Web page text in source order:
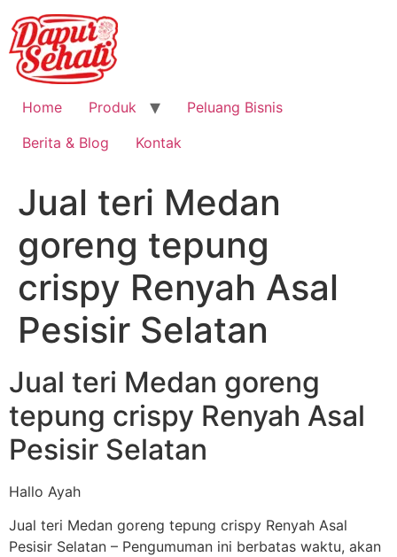
Home Produk
Peluang Bisnis
Berita & Blog
Kontak
Jual teri Medan
goreng tepung
crispy Renyah Asal
Pesisir Selatan
Jual teri Medan goreng
tepung crispy Renyah Asal
Pesisir Selatan
Hallo Ayah
Jual teri Medan goreng tepung crispy Renyah Asal
Pesisir Selatan – Pengumuman ini berbatas waktu, akan